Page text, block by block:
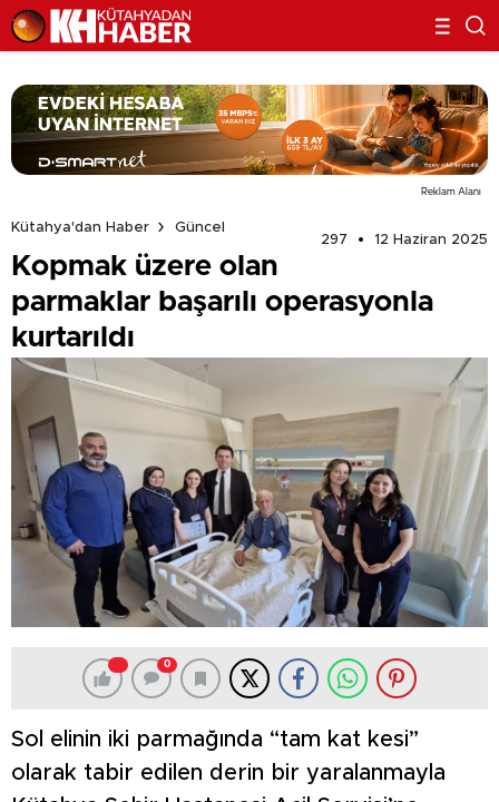
Reklam Alanı
Kütahya'dan Haber
Güncel
297
12 Haziran 2025
Kopmak üzere olan
parmaklar başarılı operasyonla
kurtarıldı
0
Sol elinin iki parmağında “tam kat kesi”
olarak tabir edilen derin bir yaralanmayla